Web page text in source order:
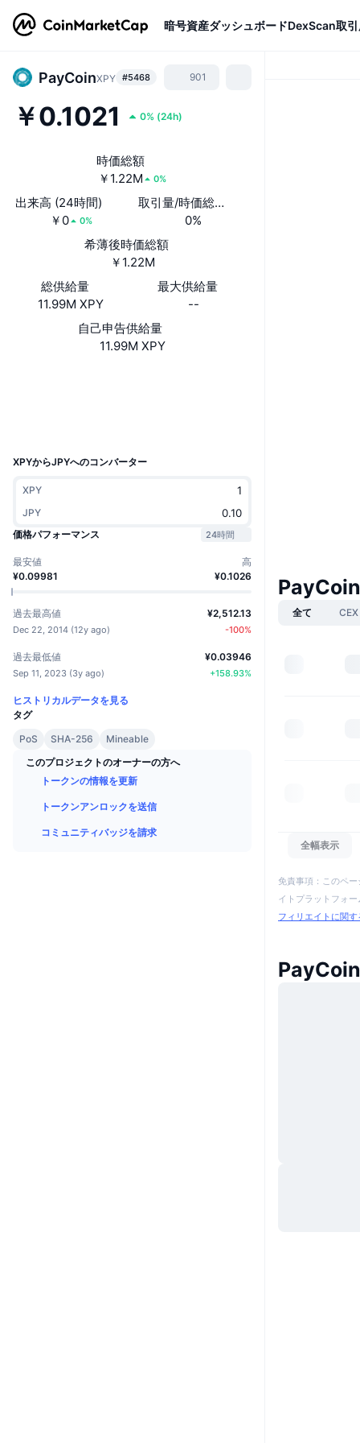
暗号資産ダッシュボードDexScan取
PayCoinXPY #5468 901
￥0.1021 0% (24h)
時価総額
￥1.22M
0%
出来高 (24時間)
￥0
0%
取引量/時価総額(24時間)
0%
希薄後時価総額
￥1.22M
総供給量
11.99M XPY
最大供給量
--
自己申告供給量
11.99M XPY
XPYからJPYへのコンバーター
XPY
JPY
価格パフォーマンス
24時間
最安値
¥0.09981
高
¥0.1026
過去最高値
Dec 22, 2014 (12y ago)
¥2,512.13
-100%
過去最低値
Sep 11, 2023 (3y ago)
¥0.03946
+158.93%
ヒストリカルデータを見る
タグ
PoS
SHA-256
Mineable
このプロジェクトのオーナーの方へ
トークンの情報を更新
トークンアンロックを送信
コミュニティバッジを請求
全て CEX
全幅表示
免責事項：このペ
イトプラットフォ
フィリエイトに関